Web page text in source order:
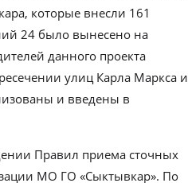
которые внесли 161
24 было вынесено на
данного проекта
улиц Карла Маркса и
и введены в
Правил приема сточных
МО ГО «Сыктывкар». По